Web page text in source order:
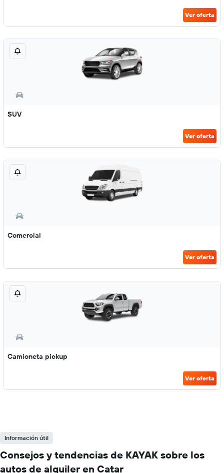
Ver oferta
SUV
Ver oferta
Comercial
Ver oferta
Camioneta pickup
Ver oferta
Información útil
Consejos y tendencias de KAYAK sobre los
autos de alquiler en Catar